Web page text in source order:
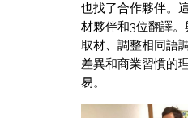
也找了合作夥伴。
材夥伴和3位翻譯
取材、調整相同語
差異和商業習慣的
易。